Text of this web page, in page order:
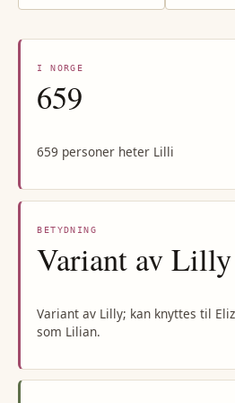
I NORGE
659
659 personer heter Lilli
BETYDNING
Variant av Lilly
Variant av Lilly; kan knyttes til
som Lilian.